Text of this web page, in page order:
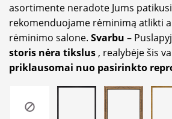
asortimente neradote Jums
rekomenduojame rėminimą atlikti
rėminimo salone. Svarbu –
storis nėra tikslus , realybėje šis
priklausomai nuo pasirinkto